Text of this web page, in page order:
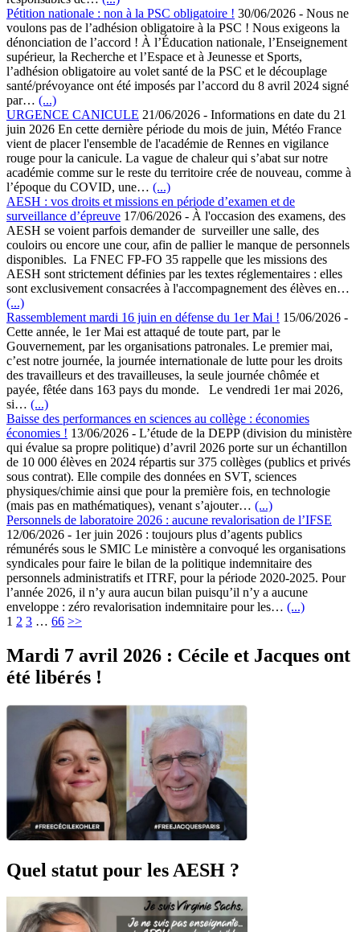
Pétition nationale : non à la PSC obligatoire ! 30/06/2026 - Nous ne
voulons pas de l’adhésion obligatoire à la PSC ! Nous exigeons la
dénonciation de l’accord ! À l’Éducation nationale, l’Enseignement
supérieur, la Recherche et l’Espace et à Jeunesse et Sports,
l’adhésion obligatoire au volet santé de la PSC et le découplage
santé/prévoyance ont été imposés par l’accord du 8 avril 2024 signé
par… (...)
URGENCE CANICULE 21/06/2026 - Informations en date du 21
juin 2026 En cette dernière période du mois de juin, Météo France
vient de placer l'ensemble de l'académie de Rennes en vigilance
rouge pour la canicule. La vague de chaleur qui s’abat sur notre
académie comme sur le reste du territoire crée de nouveau, comme à
l’époque du COVID, une… (...)
AESH : vos droits et missions en période d’examen et de
surveillance d’épreuve 17/06/2026 - À l'occasion des examens, des
AESH se voient parfois demander de surveiller une salle, des
couloirs ou encore une cour, afin de pallier le manque de personnels
disponibles. La FNEC FP-FO 35 rappelle que les missions des
AESH sont strictement définies par les textes réglementaires : elles
sont exclusivement consacrées à l'accompagnement des élèves en…
(...)
Rassemblement mardi 16 juin en défense du 1er Mai ! 15/06/2026 -
Cette année, le 1er Mai est attaqué de toute part, par le
Gouvernement, par les organisations patronales. Le premier mai,
c’est notre journée, la journée internationale de lutte pour les droits
des travailleurs et des travailleuses, la seule journée chômée et
payée, fêtée dans 163 pays du monde. Le vendredi 1er mai 2026,
si… (...)
Baisse des performances en sciences au collège : économies
économies ! 13/06/2026 - L’étude de la DEPP (division du ministère
qui évalue sa propre politique) d’avril 2026 porte sur un échantillon
de 10 000 élèves en 2024 répartis sur 375 collèges (publics et privés
sous contrat). Elle compile des données en SVT, sciences
physiques/chimie ainsi que pour la première fois, en technologie
(mais pas en mathématiques), venant s’ajouter… (...)
Personnels de laboratoire 2026 : aucune revalorisation de l’IFSE
12/06/2026 - 1er juin 2026 : toujours plus d’agents publics
rémunérés sous le SMIC Le ministère a convoqué les organisations
syndicales pour faire le bilan de la politique indemnitaire des
personnels administratifs et ITRF, pour la période 2020-2025. Pour
l’année 2026, il n’y aura aucun bilan puisqu’il n’y a aucune
enveloppe : zéro revalorisation indemnitaire pour les… (...)
Navigation
1 2 3 … 66 >>
Mardi 7 avril 2026 : Cécile et Jacques ont
été libérés !
Quel statut pour les AESH ?